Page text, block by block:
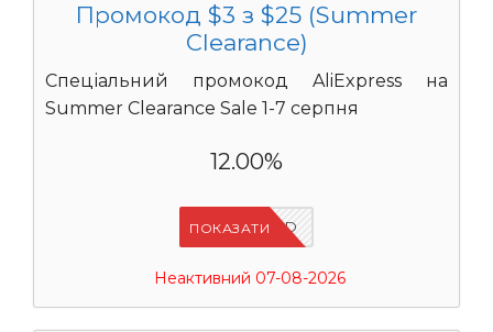
Промокод $3 з $25 (Summer
Clearance)
Спеціальний промокод AliExpress на
Summer Clearance Sale 1-7 серпня
12.00%
IFPZ5PBD
ПОКАЗАТИ
Неактивний 07-08-2026